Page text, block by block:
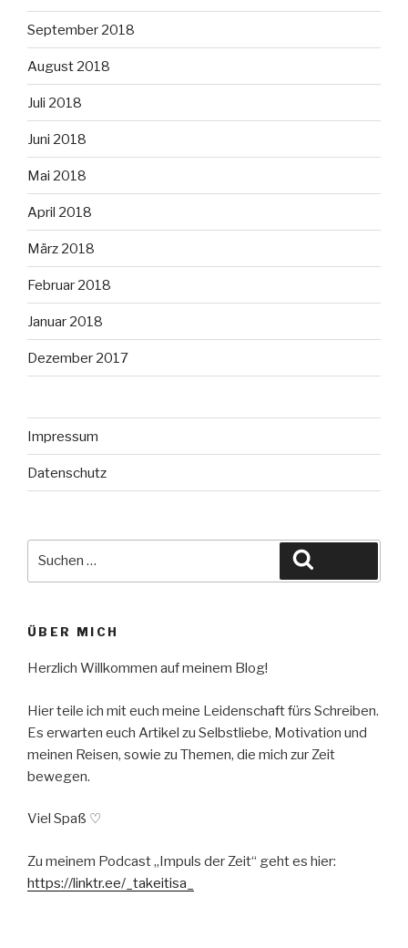
September 2018
August 2018
Juli 2018
Juni 2018
Mai 2018
April 2018
März 2018
Februar 2018
Januar 2018
Dezember 2017
Impressum
Datenschutz
ÜBER MICH
Herzlich Willkommen auf meinem Blog!
Hier teile ich mit euch meine Leidenschaft fürs Schreiben.
Es erwarten euch Artikel zu Selbstliebe, Motivation und
meinen Reisen, sowie zu Themen, die mich zur Zeit
bewegen.
Viel Spaß ♡
Zu meinem Podcast „Impuls der Zeit“ geht es hier:
https://linktr.ee/_takeitisa_